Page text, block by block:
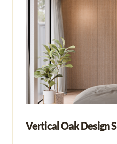
Vertical Oak Design S